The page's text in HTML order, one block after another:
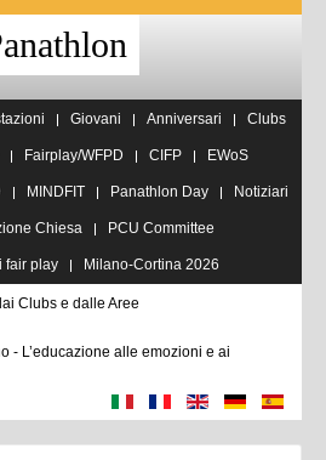
Giovani Anniversari Clubs
Fairplay/WFPD CIFP EWoS
MINDFIT Panathlon Day Notiziari
Chiesa PCU Committee
fair play Milano-Cortina 2026
Clubs e dalle Aree
- L’educazione alle emozioni e ai